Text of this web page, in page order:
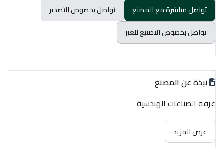
تواصل مباشرة مع المصنع
تواصل بخصوص التصدير
تواصل بخصوص التصنيع للغير
نبذة عن المصنع
غرفة الصناعات الهندسية
عرض المزيد